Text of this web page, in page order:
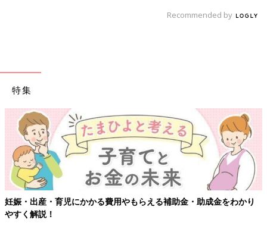
Recommended by
特集
妊娠・出産・育児にかかる費用やもらえる補助金・助成金をわかり
やすく解説！